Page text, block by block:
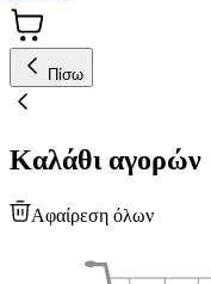
Πίσω
Καλάθι αγορών
Αφαίρεση όλων